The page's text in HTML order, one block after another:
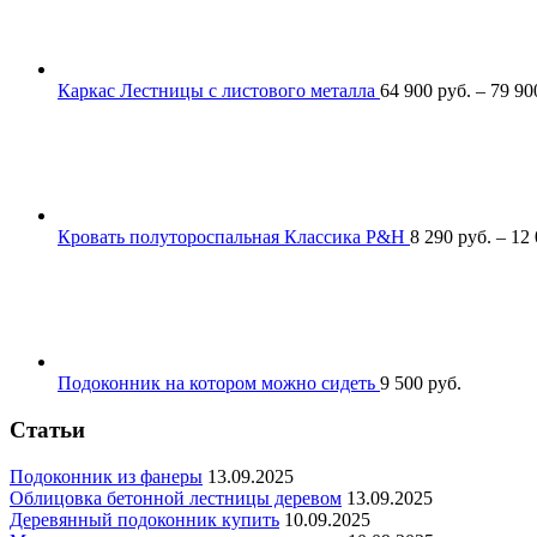
Каркас Лестницы с листового металла 64 900 руб. – 79
Кровать полутороспальная Классика P&H 8 290 руб. – 12
Подоконник на котором можно сидеть 9 500 руб.
Статьи
Подоконник из фанеры 13.09.2025
Облицовка бетонной лестницы деревом 13.09.2025
Деревянный подоконник купить 10.09.2025